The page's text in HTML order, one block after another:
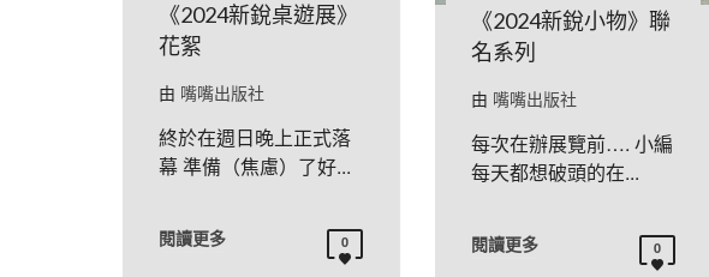
《2024新銳桌遊展》
花絮
由 嘴嘴出版社
終於在週日晚上正式落
幕 準備（焦慮）了好...
閱讀更多 0
《2024新銳小物》聯
名系列
由 嘴嘴出版社
每次在辦展覽前…. 小編
每天都想破頭的在...
閱讀更多 0